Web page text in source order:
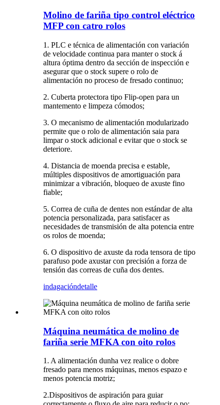
Molino de fariña tipo control eléctrico
MFP con catro rolos
1. PLC e técnica de alimentación con variación
de velocidade continua para manter o stock á
altura óptima dentro da sección de inspección e
asegurar que o stock supere o rolo de
alimentación no proceso de fresado continuo;
2. Cuberta protectora tipo Flip-open para un
mantemento e limpeza cómodos;
3. O mecanismo de alimentación modularizado
permite que o rolo de alimentación saia para
limpar o stock adicional e evitar que o stock se
deteriore.
4. Distancia de moenda precisa e estable,
múltiples dispositivos de amortiguación para
minimizar a vibración, bloqueo de axuste fino
fiable;
5. Correa de cuña de dentes non estándar de alta
potencia personalizada, para satisfacer as
necesidades de transmisión de alta potencia entre
os rolos de moenda;
6. O dispositivo de axuste da roda tensora de tipo
parafuso pode axustar con precisión a forza de
tensión das correas de cuña dos dentes.
indagacióndetalle
Máquina neumática de molino de
fariña serie MFKA con oito rolos
1. A alimentación dunha vez realice o dobre
fresado para menos máquinas, menos espazo e
menos potencia motriz;
2.Dispositivos de aspiración para guiar